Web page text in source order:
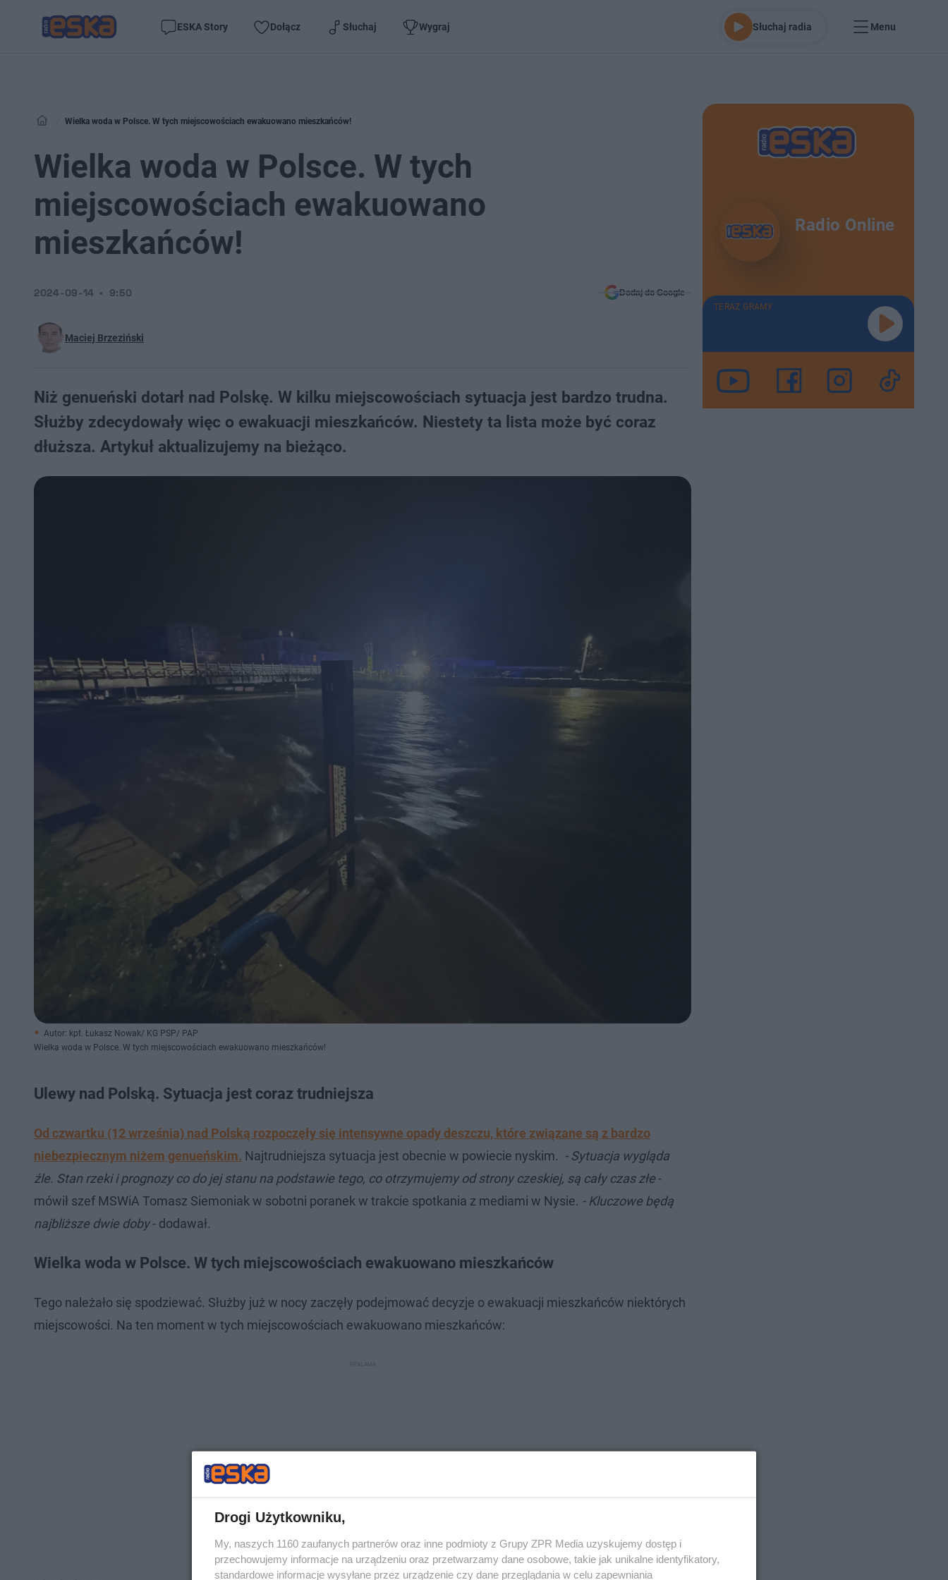
ESKA Story Dołącz Słuchaj Wygraj Słuchaj radia Menu
Wielka woda w Polsce. W tych miejscowościach ewakuowano mieszkańców!
Wielka woda w Polsce. W tych
miejscowościach ewakuowano
mieszkańców!
Maciej Brzeziński
2024-09-14 9:50 Dodaj do Google
Niż genueński dotarł nad Polskę. W kilku miejscowościach sytuacja jest bardzo trudna.
Służby zdecydowały więc o ewakuacji mieszkańców. Niestety ta lista może być coraz
dłuższa. Artykuł aktualizujemy na bieżąco.
Autor: kpt. Łukasz Nowak/ KG PSP/ PAP
Wielka woda w Polsce. W tych miejscowościach ewakuowano mieszkańców!
Ulewy nad Polską. Sytuacja jest coraz trudniejsza
Od czwartku (12 września) nad Polską rozpoczęły się intensywne opady deszczu, które związane są z bardzo
niebezpiecznym niżem genueńskim. Najtrudniejsza sytuacja jest obecnie w powiecie nyskim. - Sytuacja wygląda
źle. Stan rzeki i prognozy co do jej stanu na podstawie tego, co otrzymujemy od strony czeskiej, są cały czas złe-
mówił szef MSWiA Tomasz Siemoniak w sobotni poranek w trakcie spotkania z mediami w Nysie. - Kluczowe będą
najbliższe dwie doby- dodawał.
Wielka woda w Polsce. W tych miejscowościach ewakuowano mieszkańców
Tego należało się spodziewać. Służby już w nocy zaczęły podejmować decyzje o ewakuacji mieszkańców niektórych
miejscowości. Na ten moment w tych miejscowościach ewakuowano mieszkańców:
Radio Online
TERAZ GRAMY
Drogi Użytkowniku,
My, naszych 1160 zaufanych partnerów oraz inne podmioty z Grupy ZPR Media uzyskujemy dostęp i
przechowujemy informacje na urządzeniu oraz przetwarzamy dane osobowe, takie jak unikalne identyfikatory,
standardowe informacje wysyłane przez urządzenie czy dane przeglądania w celu zapewniania